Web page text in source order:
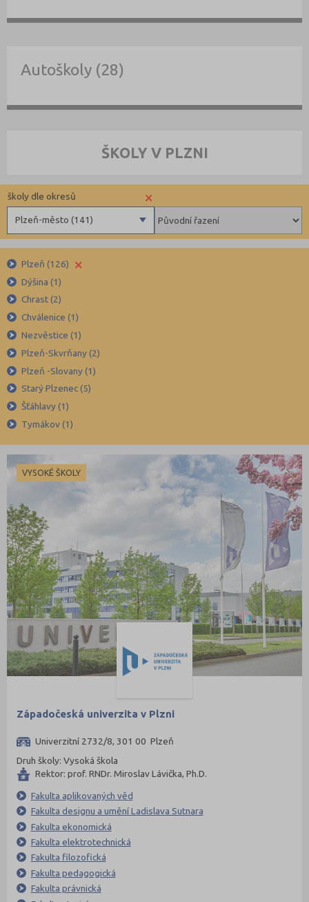
Autoškoly (28)
ŠKOLY V PLZNI
×
Plzeň-město (141)
školy dle okresů
Beroun (85)
Blansko (88)
Brno-město (317)
Brno-venkov (149)
Bruntál (73)
Břeclav (84)
Česká Lípa (79)
České Budějovice (173)
Děčín (106)
Domažlice (49)
Frýdek-Místek (164)
Havlíčkův Brod (82)
Hodonín (119)
Hradec Králové (139)
Cheb (61)
Chomutov (65)
Chrudim (88)
Jablonec nad Nisou (67)
Jeseník (42)
Jihlava (94)
Jindřichův Hradec (76)
Karlovy Vary (93)
Karviná (145)
Kladno (129)
Klatovy (69)
Kolín (77)
Kroměříž (96)
Kutná Hora (66)
Plzeň (126) ×
Dýšina (1)
Chrast (2)
Chválenice (1)
Nezvěstice (1)
Plzeň-Skvrňany (2)
Plzeň -Slovany (1)
Starý Plzenec (5)
Šťáhlavy (1)
Tymákov (1)
VYSOKÉ ŠKOLY
Západočeská univerzita v Plzni
Univerzitní 2732/8, 301 00 Plzeň
Druh školy: Vysoká škola
Rektor: prof. RNDr. Miroslav Lávička, Ph.D.
Fakulta aplikovaných věd
Fakulta designu a umění Ladislava Sutnara
Fakulta ekonomická
Fakulta elektrotechnická
Fakulta filozofická
Fakulta pedagogická
Fakulta právnická